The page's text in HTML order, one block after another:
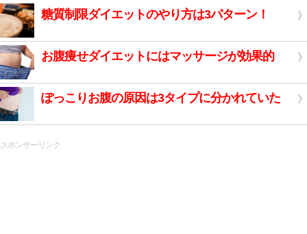
糖質制限ダイエットのやり方は3パターン！
お腹痩せダイエットにはマッサージが効果的
ぽっこりお腹の原因は3タイプに分かれていた
スポンサーリンク